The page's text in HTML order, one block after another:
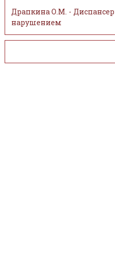
Драпкина О.М. -
нарушением